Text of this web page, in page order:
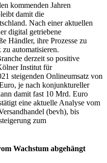
kommenden Jahren
damit die
Nach einer aktuellen
digital getriebene
Händler, ihre Prozesse zu
automatisieren.
derzeit so positive
Institut für
steigenden Onlineumsatz von
je nach konjunktureller
damit fast 10 Mrd. Euro
eine aktuelle Analyse vom
(bevh), bis
zum
Wachstum abgehängt